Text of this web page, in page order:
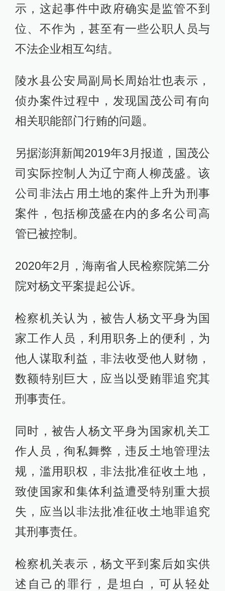
示，这起事件中政府确实是监管不到
位、不作为，甚至有一些公职人员与
不法企业相互勾结。
陵水县公安局副局长周始壮也表示，
侦办案件过程中，发现国茂公司有向
相关职能部门行贿的问题。
另据澎湃新闻2019年3月报道，国茂公
司实际控制人为辽宁商人柳茂盛。该
公司非法占用土地的案件上升为刑事
案件，包括柳茂盛在内的多名公司高
管已被控制。
2020年2月，海南省人民检察院第二分
院对杨文平案提起公诉。
检察机关认为，被告人杨文平身为国
家工作人员，利用职务上的便利，为
他人谋取利益，非法收受他人财物，
数额特别巨大，应当以受贿罪追究其
刑事责任。
同时，被告人杨文平身为国家机关工
作人员，徇私舞弊，违反土地管理法
规，滥用职权，非法批准征收土地，
致使国家和集体利益遭受特别重大损
失，应当以非法批准征收土地罪追究
其刑事责任。
检察机关表示，杨文平到案后如实供
述自己的罪行，是坦白，可从轻处